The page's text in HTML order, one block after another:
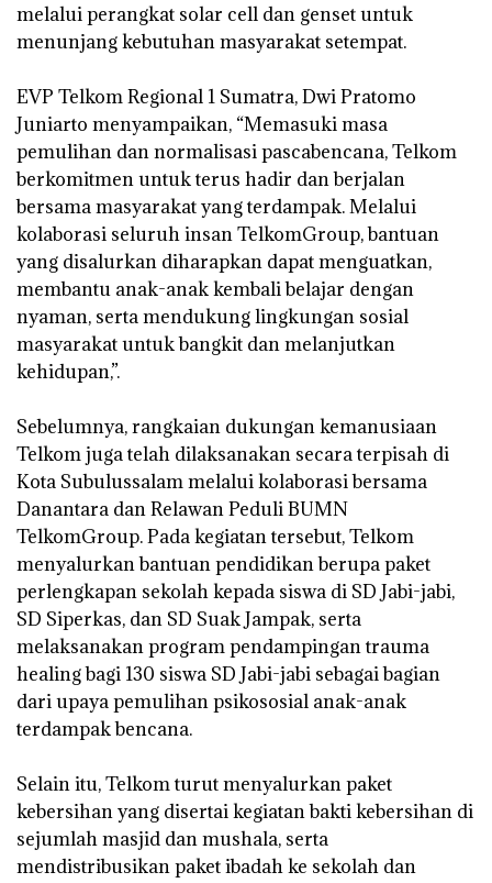
melalui perangkat solar cell dan genset untuk
menunjang kebutuhan masyarakat setempat.
‎EVP Telkom Regional 1 Sumatra, Dwi Pratomo
Juniarto menyampaikan, “Memasuki masa
pemulihan dan normalisasi pascabencana, Telkom
berkomitmen untuk terus hadir dan berjalan
bersama masyarakat yang terdampak. Melalui
kolaborasi seluruh insan TelkomGroup, bantuan
yang disalurkan diharapkan dapat menguatkan,
membantu anak-anak kembali belajar dengan
nyaman, serta mendukung lingkungan sosial
masyarakat untuk bangkit dan melanjutkan
kehidupan,”.
‎Sebelumnya, rangkaian dukungan kemanusiaan
Telkom juga telah dilaksanakan secara terpisah di
Kota Subulussalam melalui kolaborasi bersama
Danantara dan Relawan Peduli BUMN
TelkomGroup. Pada kegiatan tersebut, Telkom
menyalurkan bantuan pendidikan berupa paket
perlengkapan sekolah kepada siswa di SD Jabi-jabi,
SD Siperkas, dan SD Suak Jampak, serta
melaksanakan program pendampingan trauma
healing bagi 130 siswa SD Jabi-jabi sebagai bagian
dari upaya pemulihan psikososial anak-anak
terdampak bencana.
‎Selain itu, Telkom turut menyalurkan paket
kebersihan yang disertai kegiatan bakti kebersihan di
sejumlah masjid dan mushala, serta
mendistribusikan paket ibadah ke sekolah dan